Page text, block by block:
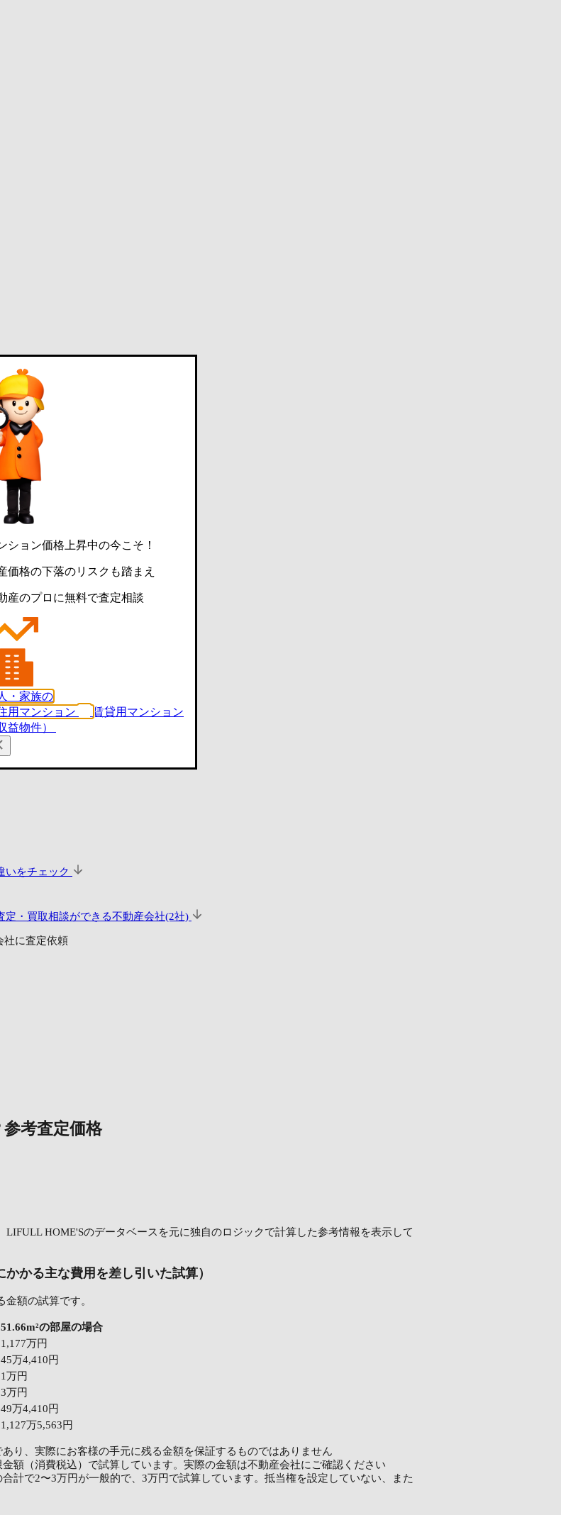
する
いをチェック
定・買取相談ができる不動産会社(2社)
社に査定依頼
参考査定価格
HOME'Sのデータベースを元に独自のロジックで計算した参考情報を表示して
かる主な費用を差し引いた試算）
額の試算です。
51.66m²の部屋の場合
1,177万円
45万4,410円
1万円
3万円
49万4,410円
1,127万5,563円
り、実際にお客様の手元に残る金額を保証するものではありません
額（消費税込）で試算しています。実際の金額は不動産会社にご確認ください
計で2〜3万円が一般的で、3万円で試算しています。抵当権を設定していない、また
ション価格上昇中の今こそ！
価格の下落のリスクも踏まえ
産のプロに無料で査定相談
・家族の
用マンション
賃貸用マンション
益物件）